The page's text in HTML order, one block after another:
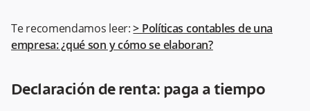
Te recomendamos leer:> Políticas contables de una
empresa: ¿qué son y cómo se elaboran?
Declaración de renta: paga a tiempo